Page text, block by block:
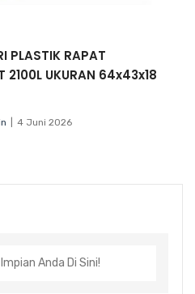
PLASTIK RAPAT
2100L UKURAN 64x43x18
4 Juni 2026